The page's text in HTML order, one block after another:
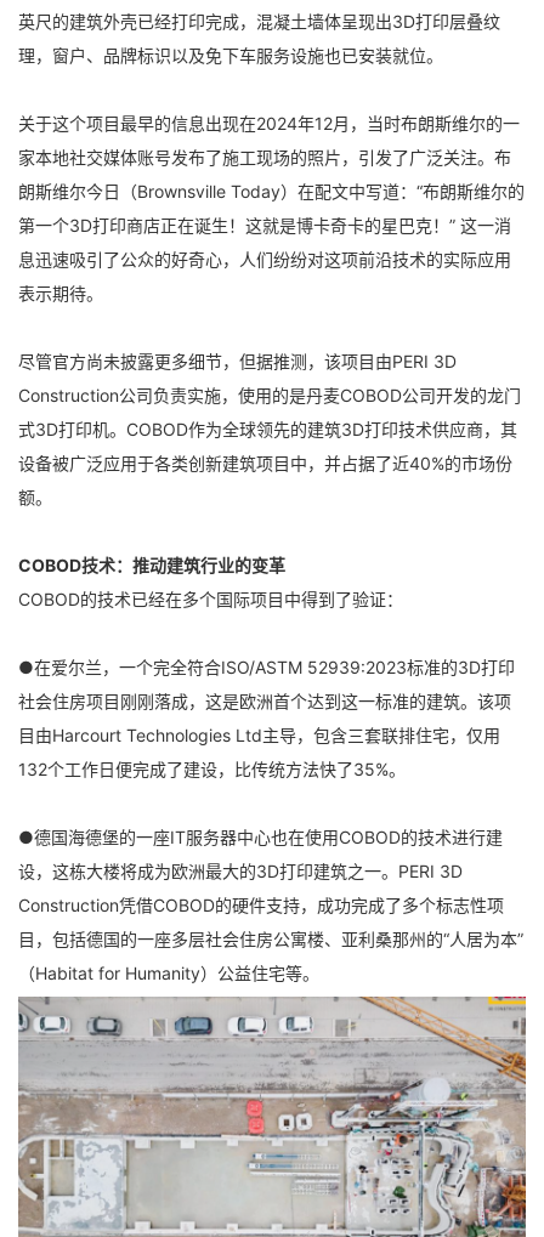
英尺的建筑外壳已经打印完成，混凝土墙体呈现出3D打印层叠纹
理，窗户、品牌标识以及免下车服务设施也已安装就位。
关于这个项目最早的信息出现在2024年12月，当时布朗斯维尔的一
家本地社交媒体账号发布了施工现场的照片，引发了广泛关注。布
朗斯维尔今日（Brownsville Today）在配文中写道：“布朗斯维尔的
第一个3D打印商店正在诞生！这就是博卡奇卡的星巴克！” 这一消
息迅速吸引了公众的好奇心，人们纷纷对这项前沿技术的实际应用
表示期待。
尽管官方尚未披露更多细节，但据推测，该项目由PERI 3D
Construction公司负责实施，使用的是丹麦COBOD公司开发的龙门
式3D打印机。COBOD作为全球领先的建筑3D打印技术供应商，其
设备被广泛应用于各类创新建筑项目中，并占据了近40%的市场份
额。
COBOD技术：推动建筑行业的变革
COBOD的技术已经在多个国际项目中得到了验证：
●在爱尔兰，一个完全符合ISO/ASTM 52939:2023标准的3D打印
社会住房项目刚刚落成，这是欧洲首个达到这一标准的建筑。该项
目由Harcourt Technologies Ltd主导，包含三套联排住宅，仅用
132个工作日便完成了建设，比传统方法快了35%。
●德国海德堡的一座IT服务器中心也在使用COBOD的技术进行建
设，这栋大楼将成为欧洲最大的3D打印建筑之一。PERI 3D
Construction凭借COBOD的硬件支持，成功完成了多个标志性项
目，包括德国的一座多层社会住房公寓楼、亚利桑那州的“人居为本”
（Habitat for Humanity）公益住宅等。